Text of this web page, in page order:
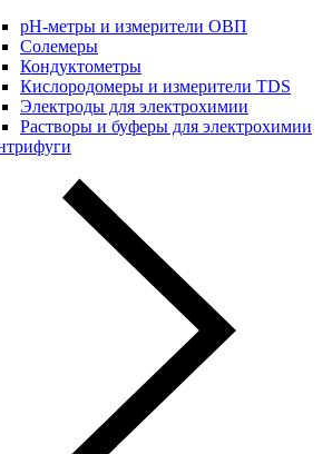
pH-метры и измерители ОВП
Солемеры
Кондуктометры
Кислородомеры и измерители TDS
Электроды для электрохимии
Растворы и буферы для электрохимии